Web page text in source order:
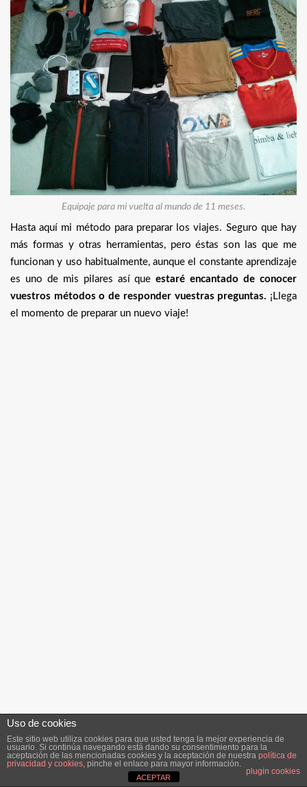
Equipaje para mi vuelta al mundo de 11 meses.
Hasta aquí mi método para preparar los viajes. Seguro que hay
más formas y otras herramientas, pero éstas son las que me
funcionan y uso habitualmente, aunque el constante aprendizaje
es uno de mis pilares así queestaré encantado de conocer
vuestros métodos o de responder vuestras preguntas. ¡Llega
el momento de preparar un nuevo viaje!
Uso de cookies
Este sitio web utiliza cookies para que usted tenga la mejor experiencia de
usuario. Si continúa navegando está dando su consentimiento para la
aceptación de las mencionadas cookies y la aceptación de nuestra política de
privacidad y cookies, pinche el enlace para mayor información.
plugin cookies
ACEPTAR